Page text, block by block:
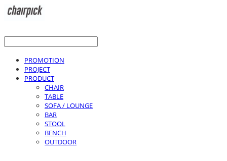
PROMOTION
PROJECT
PRODUCT
CHAIR
TABLE
SOFA / LOUNGE
BAR
STOOL
BENCH
OUTDOOR